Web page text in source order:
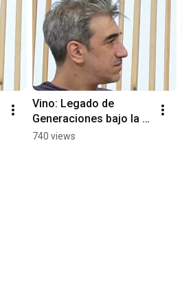
Vino: Legado de
Generaciones bajo la
Sombra #shorts
740 views